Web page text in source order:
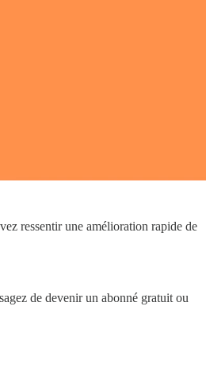
ressentir une amélioration rapide de
de devenir un abonné gratuit ou